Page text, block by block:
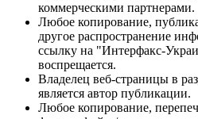
коммерческими партнерами.
Любое копирование,
другое распространение
ссылку на "Интерфакс-
воспрещается.
Владелец веб-страницы в
является автор публикации.
Любое копирование,